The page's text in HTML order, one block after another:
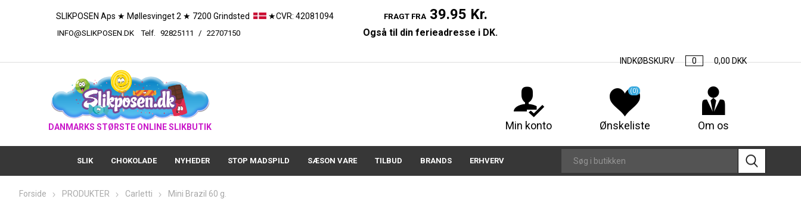
SLIKPOSEN Aps ★ Møllesvinget 2 ★ 7200 Grindsted ★CVR: 42081094 FRAGT FRA 39.95 Kr.
INFO@SLIKPOSEN.DK Telf. 92825111 / 22707150 Også til din ferieadresse i DK.
INDKØBSKURV 0 0,00 DKK
DANMARKS STØRSTE ONLINE SLIKBUTIK Min konto Ønskeliste
(0)
Om os
SLIK CHOKOLADE NYHEDER STOP MADSPILD SÆSON VARE TILBUD BRANDS ERHVERV
Forside PRODUKTER Carletti Mini Brazil 60 g.